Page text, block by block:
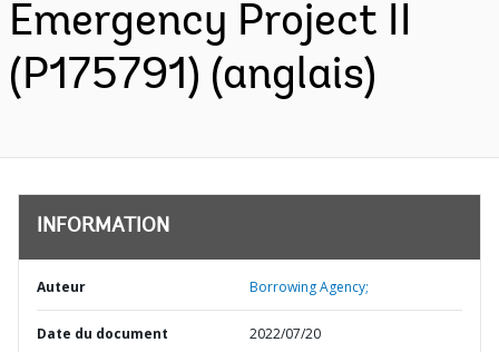
Emergency Project II
(P175791) (anglais)
INFORMATION
Auteur Borrowing Agency;
Date du document 2022/07/20